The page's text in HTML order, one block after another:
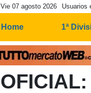
Vie 07 agosto 2026 Usuarios
Home 1ª